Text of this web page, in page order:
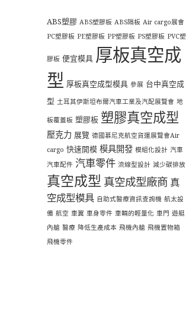
ABS塑膠 ABS塑膠板 ABS隔板 Air cargo展會
PC塑膠板 PE塑膠板 PP塑膠板 PS塑膠板 PVC塑
膠板 便宜模具 厚板真空成
型 厚板真空成型模具 參展 台中真空成
型 土耳其伊斯坦布爾汽車工業及汽配展覽會 地
板覆蓋板 塑膠板 塑膠真空成型
壓克力 展覽 德國慕尼克航空貨運展覽會Air
cargo 快速開模 模具開發 模組化設計 汽車
汽車配件 汽車零件 流線型設計 減少碳排放
真空成型 真空成型廠商 真
空成型模具 自助式醫療資訊查詢機 航太設
備 航空 車翼 車身零件 車輛的輕量化 車門 遊艇
內艙 醫療 降低生產成本 飛機內艙 飛機置物箱
飛機零件